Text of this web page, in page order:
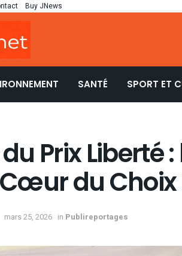
Buy JNews
SANTÉ SPORT ET
Prix Liberté :
du Choix
mars 25, 2026 in Publireportages